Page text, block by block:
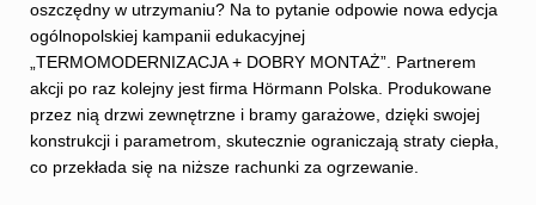
oszczędny w utrzymaniu? Na to pytanie odpowie nowa edycja
ogólnopolskiej kampanii edukacyjnej
„TERMOMODERNIZACJA + DOBRY MONTAŻ”. Partnerem
akcji po raz kolejny jest firma Hörmann Polska. Produkowane
przez nią drzwi zewnętrzne i bramy garażowe, dzięki swojej
konstrukcji i parametrom, skutecznie ograniczają straty ciepła,
co przekłada się na niższe rachunki za ogrzewanie.